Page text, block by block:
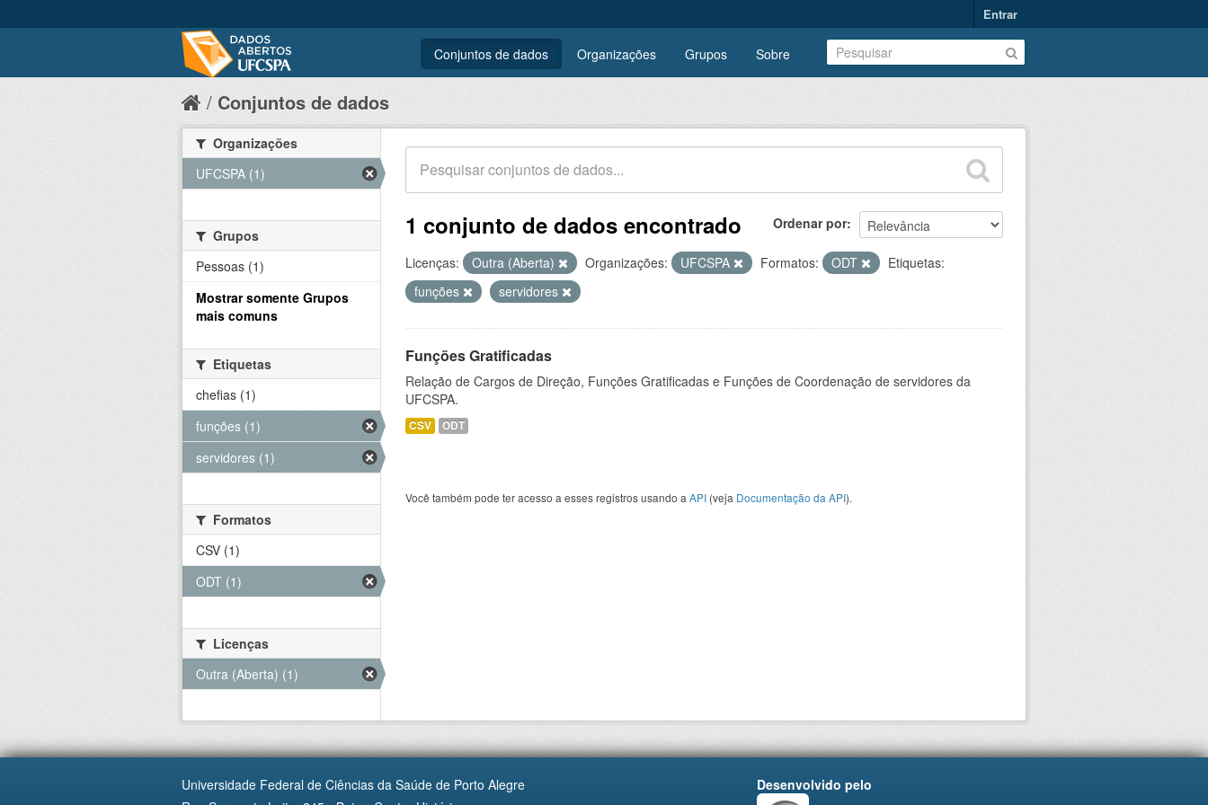
Entrar
Conjuntos de dados Organizações Grupos Sobre
Conjuntos de dados
Ordenar por
1 conjunto de dados encontrado
Licenças: Outra (Aberta) Organizações: UFCSPA Formatos: ODT
Etiquetas:
funções
servidores
Funções Gratificadas
Relação de Cargos de Direção, Funções Gratificadas e Funções de Coordenação de servidores da
UFCSPA.
CSV ODT
Você também pode ter acesso a esses registros usando a API (veja Documentação da API).
Organizações
UFCSPA (1)
Grupos
Pessoas (1)
Mostrar somente Grupos
mais comuns
Etiquetas
chefias (1)
funções (1)
servidores (1)
Formatos
CSV (1)
ODT (1)
Licenças
Outra (Aberta) (1)
Universidade Federal de Ciências da Saúde de Porto Alegre
Desenvolvido pelo